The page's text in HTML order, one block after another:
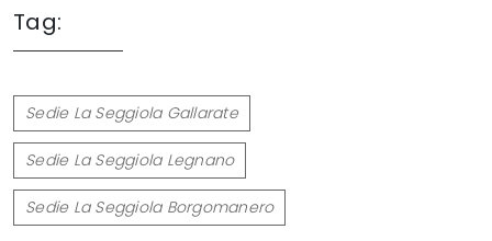
Tag:
Sedie La Seggiola Gallarate
Sedie La Seggiola Legnano
Sedie La Seggiola Borgomanero